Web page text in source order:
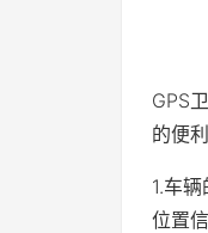
GPS
的便
1.车
位置